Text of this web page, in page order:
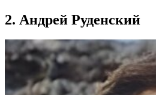
2. Андрей Руденский